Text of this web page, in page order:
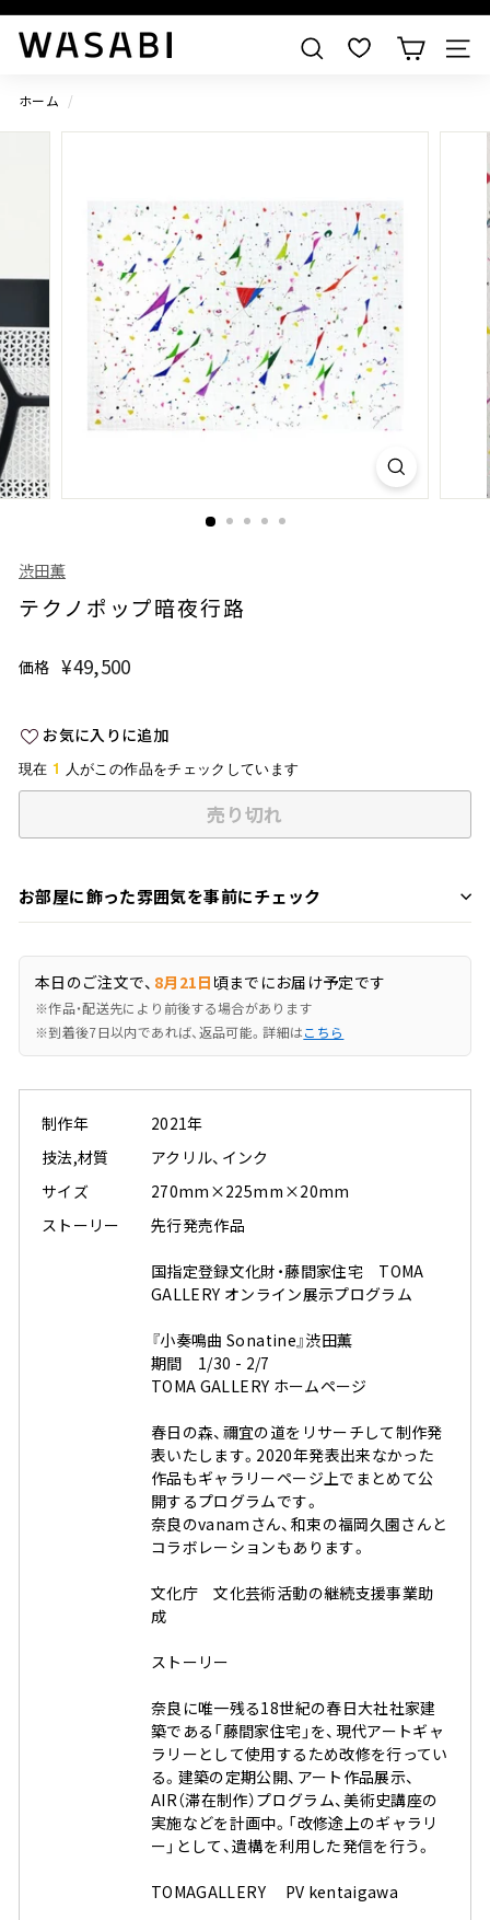
すべての作品を見る
W
S
A
検索
ホーム /
渋田薫
テクノポップ暗夜行路
価格
通
格
¥49,500
お気に入りに追加
現在 1 人がこの作品をチェックしています
売り切れ
お部屋に飾った雰囲気を事前にチェック
本日のご注文で、 8月21日 頃までにお届け予定です
※作品・配送先により前後する場合があります
※到着後7日以内であれば、返品可能。詳細はこちら
制作年
2021年
技法,材質
アクリル、インク
サイズ
270mm×225mm×20mm
ストーリー
先行発売作品
国指定登録文化財・藤間家住宅 TOMA
GALLERY オンライン展示プログラム
『小奏鳴曲 Sonatine』渋田薫 ⠀
期間 1/30 - 2/7⠀
TOMA GALLERY ホームページ⠀
春日の森、禰宜の道をリサーチして制作発
表いたします。2020年発表出来なかった
作品もギャラリーページ上でまとめて公
開するプログラムです。
奈良のvanamさん、和束の福岡久園さんと
コラボレーションもあります。⠀
文化庁 文化芸術活動の継続支援事業助
成⠀
ストーリー⠀
奈良に唯一残る18世紀の春日大社社家建
築である「藤間家住宅」を、現代アートギャ
ラリーとして使用するため改修を行ってい
る。建築の定期公開、アート作品展示、
AIR（滞在制作）プログラム、美術史講座の
実施などを計画中。「改修途上のギャラリ
ー」として、遺構を利用した発信を行う。
TOMAGALLERY PV kentaigawa⠀